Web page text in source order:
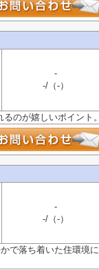
-
-/（-）
のが嬉しいポイント。
-
-/（-）
で落ち着いた住環境に